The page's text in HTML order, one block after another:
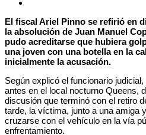
El fiscal Ariel Pinno se refirió en
la absolución de Juan Manuel
pudo acreditarse que hubiera
una joven con una botella en la
inicialmente la acusación.
Según explicó el funcionario
antes en el local nocturno Queens,
discusión que terminó con el retiro
tarde, la víctima, junto a una amiga
cruzarse con el vehículo en la vía
enfrentamiento.